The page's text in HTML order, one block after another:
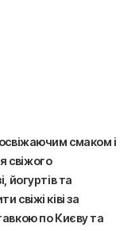
смаком і
свіжого
йогуртів та
свіжі ківі за
по Києву та